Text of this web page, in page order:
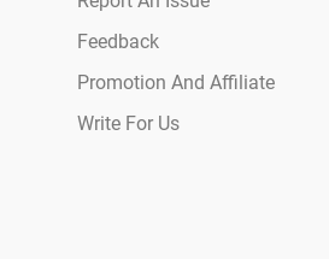
Feedback
Promotion And Affiliate
Write For Us